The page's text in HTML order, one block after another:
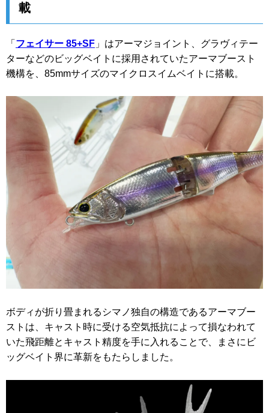
載
「 フェイサー 85+SF 」はアーマジョイント、グラヴィテー
ターなどのビッグベイトに採用されていたアーマブースト
機構を、85mmサイズのマイクロスイムベイトに搭載。
ボディが折り畳まれるシマノ独自の構造であるアーマブー
ストは、キャスト時に受ける空気抵抗によって損なわれて
いた飛距離とキャスト精度を手に入れることで、まさにビ
ッグベイト界に革新をもたらしました。